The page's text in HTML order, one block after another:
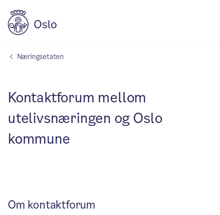
Næringsetaten
Kontaktforum mellom
utelivsnæringen og Oslo
kommune
Om kontaktforum